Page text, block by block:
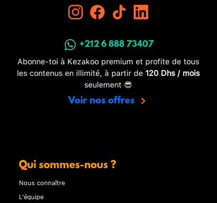
+212 6 888 73407
Abonne-toi à Kezakoo premium et profite de tous
les contenus en illimité, à partir de 120 Dhs / mois
seulement 😎
Voir nos offres
Qui sommes-nous ?
Nous connaître
L'équipe